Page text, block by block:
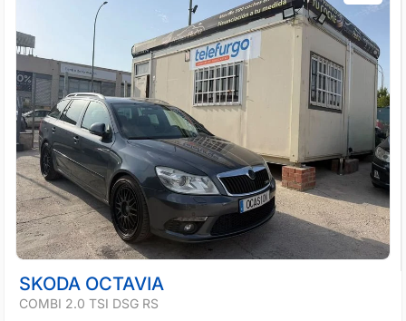
SKODA OCTAVIA
COMBI 2.0 TSI DSG RS